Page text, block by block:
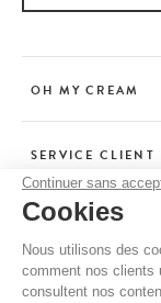
Continuer sans
Cookies
Nous utilisons des
comment nos clients
consultent nos
OH MY CREAM
SERVICE CLIENT
CONSEILS
CGV / CGU